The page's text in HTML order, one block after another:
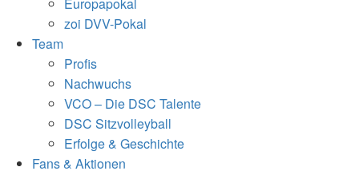
zoi DVV-Pokal
Team
Profis
Nachwuchs
VCO – Die DSC Talente
DSC Sitzvolleyball
Erfolge & Geschichte
Fans & Aktionen